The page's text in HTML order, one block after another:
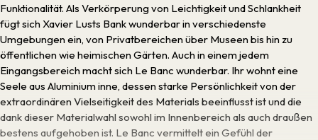
Funktionalität. Als Verkörperung von Leichtigkeit und Schlankheit
fügt sich Xavier Lusts Bank wunderbar in verschiedenste
Umgebungen ein, von Privatbereichen über Museen bis hin zu
öffentlichen wie heimischen Gärten. Auch in einem jedem
Eingangsbereich macht sich Le Banc wunderbar. Ihr wohnt eine
Seele aus Aluminium inne, dessen starke Persönlichkeit von der
extraordinären Vielseitigkeit des Materials beeinflusst ist und die
dank dieser Materialwahl sowohl im Innenbereich als auch draußen
bestens aufgehoben ist. Le Banc vermittelt ein Gefühl der